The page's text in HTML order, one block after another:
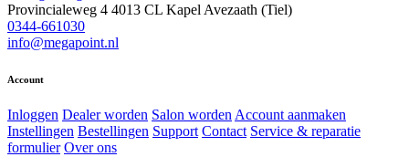
Provincialeweg 4 4013 CL Kapel Avezaath (Tiel)
0344-661030
info@megapoint.nl
Account
Inloggen Dealer worden Salon wordenAccount aanmaken
Instellingen Bestellingen Support Contact Service & reparatie
formulier Over ons